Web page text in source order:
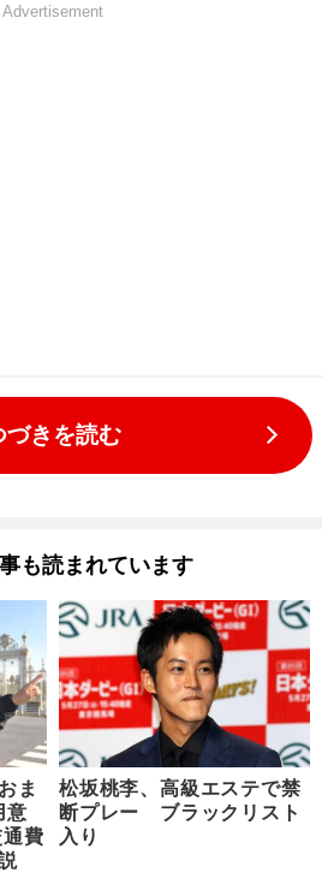
Advertisement
づきを読む
も読まれています
ま
意
費
松坂桃李、高級エステで禁
断プレー ブラックリスト
入り